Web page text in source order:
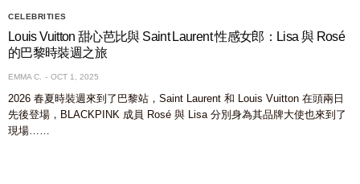
CELEBRITIES
Louis Vuitton 甜心芭比與 Saint Laurent 性感女郎：Lisa 與 Rosé
的巴黎時裝週之旅
EMMA C. OCT 1, 2025
2026 春夏時裝週來到了巴黎站，Saint Laurent 和 Louis Vuitton 在頭兩日
先後登場，BLACKPINK 成員 Rosé 與 Lisa 分別身為其品牌大使也來到了
現場……